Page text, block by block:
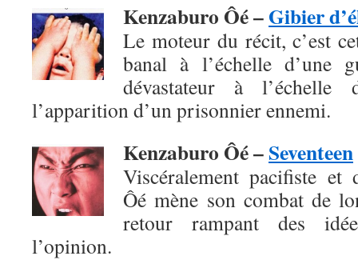
Kenzaburo Ôé –Gibier
Le moteur du récit, c’est
banal à l’échelle d’une
dévastateur à
l’apparition d’un prisonnier ennemi.
Kenzaburo Ôé –Seventeen
Viscéralement pacifiste et
Ôé mène son combat de
retour rampant des
l’opinion.